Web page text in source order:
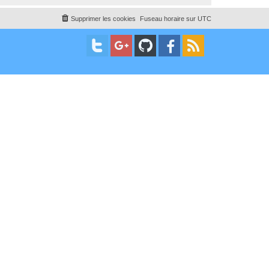
Fuseau horaire sur UTC
Supprimer les cookies